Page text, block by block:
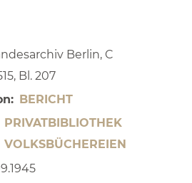
Berlin, C
Bl. 207
BERICHT
PRIVATBIBLIOTHEK
VOLKSBÜCHEREIEN